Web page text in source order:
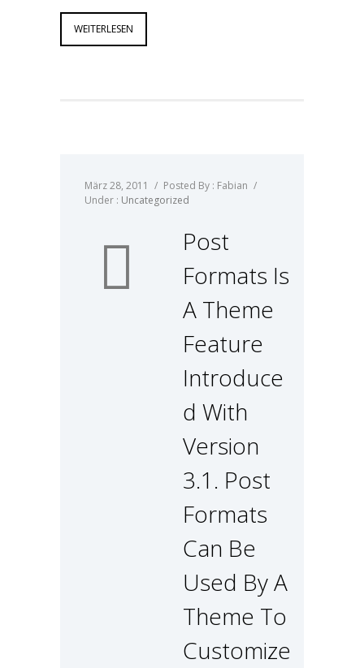
WEITERLESEN
März 28, 2011 / Posted By : Fabian /
Under : Uncategorized
Post
Formats Is
A Theme
Feature
Introduce
D With
Version
3.1. Post
Formats
Can Be
Used By A
Theme To
Customize